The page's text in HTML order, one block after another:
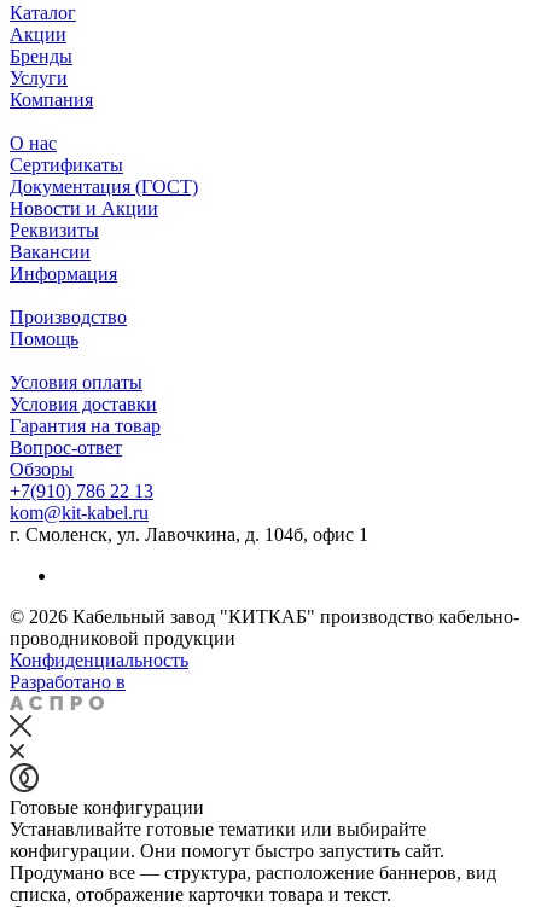
Каталог
Акции
Бренды
Услуги
Компания
О нас
Сертификаты
Документация (ГОСТ)
Новости и Акции
Реквизиты
Вакансии
Информация
Производство
Помощь
Условия оплаты
Условия доставки
Гарантия на товар
Вопрос-ответ
Обзоры
+7(910) 786 22 13
kom@kit-kabel.ru
г. Смоленск, ул. Лавочкина, д. 104б, офис 1
© 2026 Кабельный завод "КИТКАБ" производство кабельно-
проводниковой продукции
Конфиденциальность
Разработано в
Готовые конфигурации
Устанавливайте готовые тематики или выбирайте
конфигурации. Они помогут быстро запустить сайт.
Продумано все — структура, расположение баннеров, вид
списка, отображение карточки товара и текст.